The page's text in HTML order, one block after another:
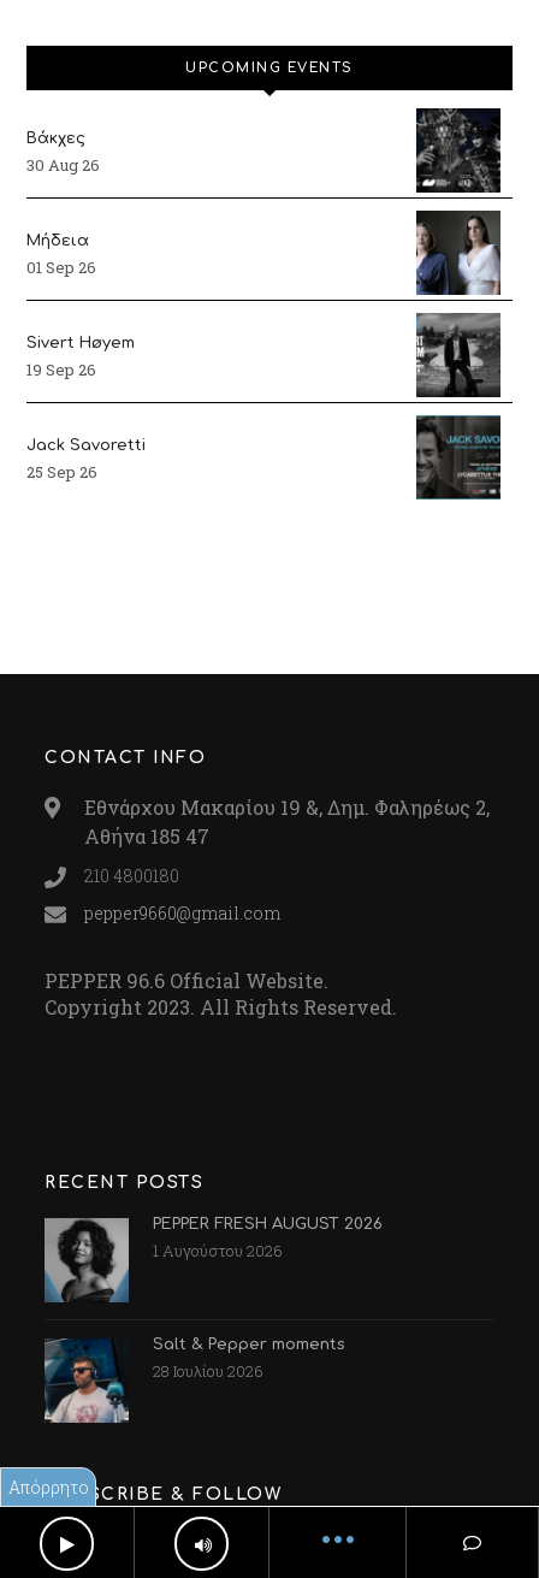
UPCOMING EVENTS
Βάκχες
30 Aug 26
Μήδεια
01 Sep 26
Sivert Høyem
19 Sep 26
Jack Savoretti
25 Sep 26
CONTACT INFO
Εθνάρχου Μακαρίου 19 &, Δημ. Φαληρέως 2,
Αθήνα 185 47
210 4800180
pepper9660@gmail.com
PEPPER 96.6 Official Website.
Copyright 2023. All Rights Reserved.
Απόρρητο
RECENT POSTS
PEPPER FRESH AUGUST 2026
1 Αυγούστου 2026
Salt & Pepper moments
28 Ιουλίου 2026
SUBSCRIBE & FOLLOW
Facebook
Instagram
•••